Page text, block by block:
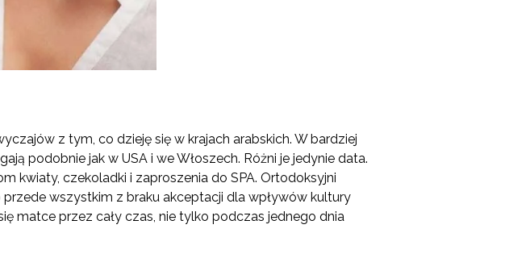
z tym, co dzieję się w krajach arabskich. W bardziej
podobnie jak w USA i we Włoszech. Różni je jedynie data.
kwiaty, czekoladki i zaproszenia do SPA. Ortodoksyjni
wszystkim z braku akceptacji dla wpływów kultury
matce przez cały czas, nie tylko podczas jednego dnia